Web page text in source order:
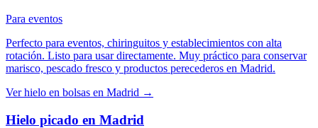
Para eventos
Perfecto para eventos, chiringuitos y establecimientos con alta
rotación. Listo para usar directamente. Muy práctico para conservar
marisco, pescado fresco y productos perecederos en Madrid.
Verhielo en bolsas en Madrid →
Hielo picado en Madrid